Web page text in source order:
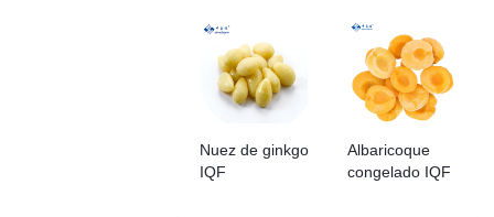
Nuez de ginkgo
IQF
Albaricoque
congelado IQF